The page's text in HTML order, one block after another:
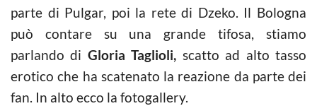
parte di Pulgar, poi la rete di Dzeko. Il Bologna
può contare su una grande tifosa, stiamo
parlando di Gloria Taglioli, scatto ad alto tasso
erotico che ha scatenato la reazione da parte dei
fan. In alto ecco la fotogallery.